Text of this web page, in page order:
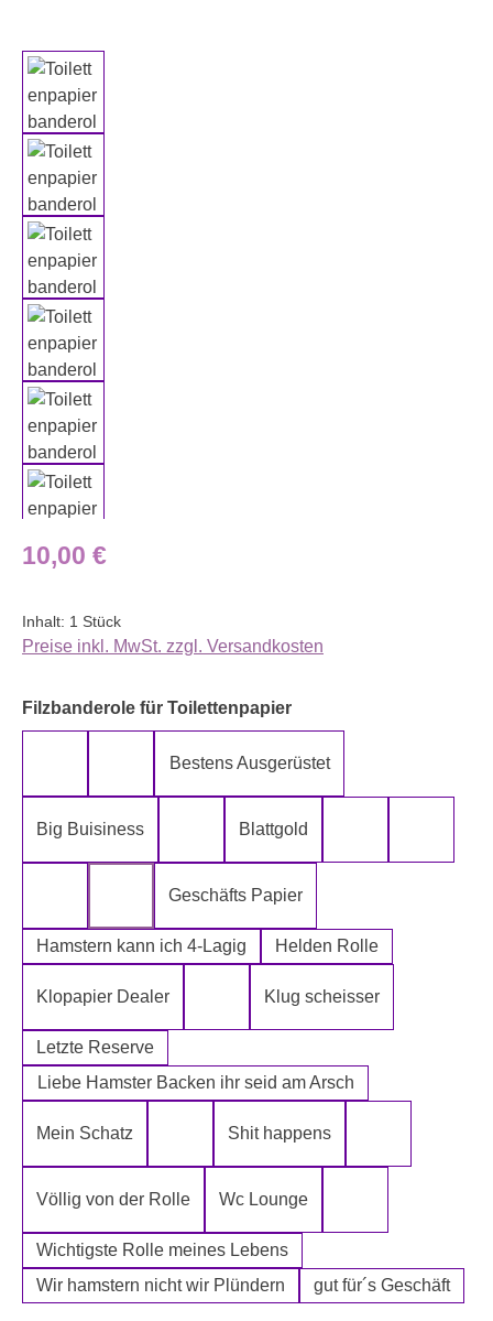
Regulärer Preis:
10,00 €
Inhalt: 1 Stück
Preise inkl. MwSt. zzgl. Versandkosten
Filzbanderole für Toilettenpapierauswählen
5-Lagig ich kann´s mir leisten
Alter spielt keine Rolle
Bestens Ausgerüstet
Big Buisiness
Bitte bleiben sie während der
Blattgold
Fugen Reiniger
Fürn Arsch
Geschäfts Papier
Hamstern kann ich 4-Lagig Helden Rolle
Klopapier Dealer
Klopapier Mafia
Klug scheisser
Letzte Reserve
Liebe Hamster Backen ihr seid am Arsch
Mein Schatz
Psssst Hamster Ware
Shit happens
Völlig von der Rolle Wc Lounge
Wichtigste Rolle meines Lebens
Wir hamstern nicht wir Plündern
gut für´s Geschäft